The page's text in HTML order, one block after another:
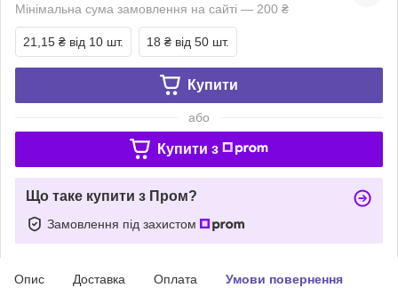
Мінімальна сума замовлення на сайті — 200 ₴
21,15 ₴ від 10 шт. 18 ₴ від 50 шт.
Купити
або
Купити з
Що таке купити з Пром?
Замовлення під захистом
Опис Доставка Оплата Умови повернення